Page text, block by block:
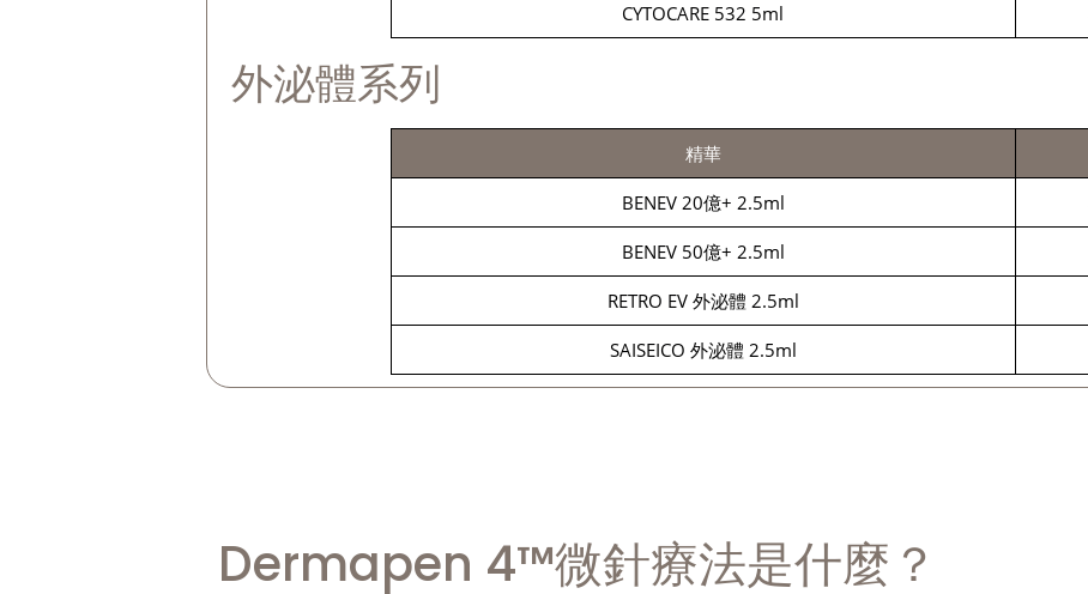
CYTOCARE 532 5ml
外泌體系列
精華
BENEV 20億+ 2.5ml
BENEV 50億+ 2.5ml
RETRO EV 外泌體 2.5ml
SAISEICO 外泌體 2.5ml
Dermapen 4™微針療法是什麼？